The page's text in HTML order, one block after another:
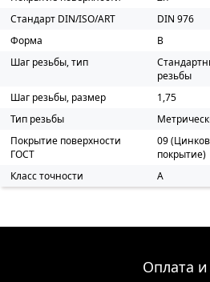
Стандарт DIN/ISO/ART
DIN 976
Форма
B
Шаг резьбы, тип
резьбы
Шаг резьбы, размер
1,75
Тип резьбы
Покрытие поверхности
ГОСТ
09
покрытие)
Класс точности
A
Оплата и